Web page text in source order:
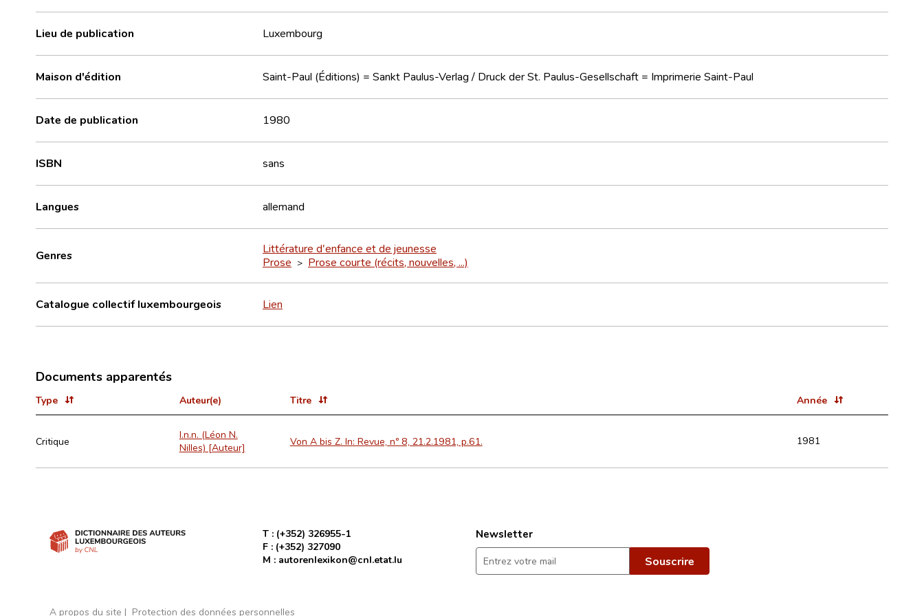
Lieu de publication Luxembourg
Maison d'édition Saint-Paul (Éditions) = Sankt Paulus-Verlag / Druck der St. Paulus-Gesellschaft = Imprimerie Saint-Paul
Date de publication 1980
ISBN sans
Langues allemand
Genres
Littérature d'enfance et de jeunesse
Prose > Prose courte (récits, nouvelles, ...)
Catalogue collectif luxembourgeois Lien
Documents apparentés
Type Auteur(e) Titre Année
Critique
l.n.n. (Léon N.
Nilles) [Auteur]
Von A bis Z. In: Revue, nº 8, 21.2.1981, p.61. 1981
T : (+352) 326955-1
F : (+352) 327090
M : autorenlexikon@cnl.etat.lu
Newsletter
A propos du site Protection des données personnelles